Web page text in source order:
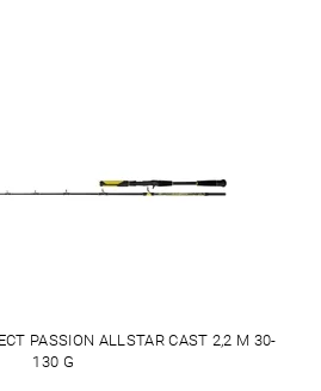
PASSION ALLSTAR CAST 2,2 M 30-
130 G